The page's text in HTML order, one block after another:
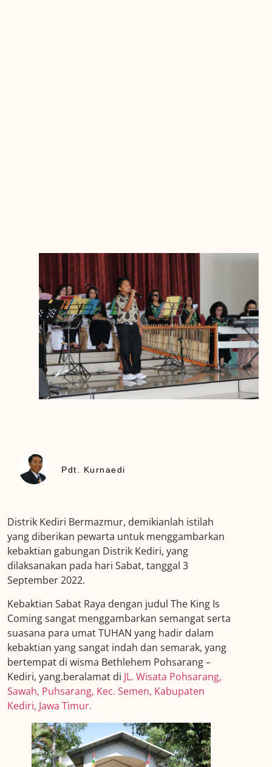
Pdt. Kurnaedi
Distrik Kediri Bermazmur, demikianlah istilah
yang diberikan pewarta untuk menggambarkan
kebaktian gabungan Distrik Kediri, yang
dilaksanakan pada hari Sabat, tanggal 3
September 2022.
Kebaktian Sabat Raya dengan judul The King Is
Coming sangat menggambarkan semangat serta
suasana para umat TUHAN yang hadir dalam
kebaktian yang sangat indah dan semarak, yang
bertempat di wisma Bethlehem Pohsarang –
Kediri, yang.beralamat di JL. Wisata Pohsarang,
Sawah, Puhsarang, Kec. Semen, Kabupaten
Kediri, Jawa Timur.